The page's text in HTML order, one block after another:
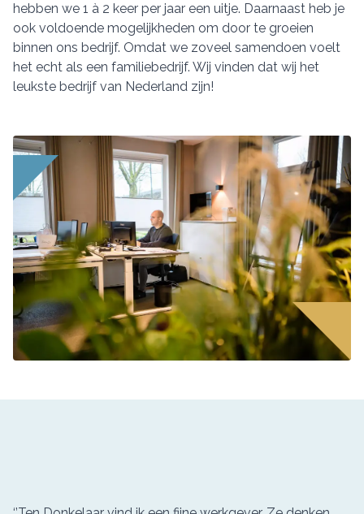
hebben we 1 à 2 keer per jaar een uitje. Daarnaast heb je
ook voldoende mogelijkheden om door te groeien
binnen ons bedrijf. Omdat we zoveel samendoen voelt
het echt als een familiebedrijf. Wij vinden dat wij het
leukste bedrijf van Nederland zijn!